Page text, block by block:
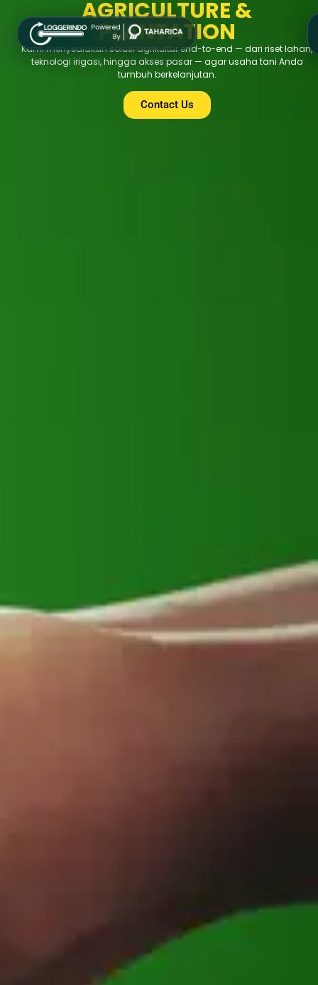
AGRICULTURE &
PLANTATION
Kami menyediakan solusi agrikultur end-to-end — dari riset lahan,
teknologi irigasi, hingga akses pasar — agar usaha tani Anda
tumbuh berkelanjutan.
Contact Us